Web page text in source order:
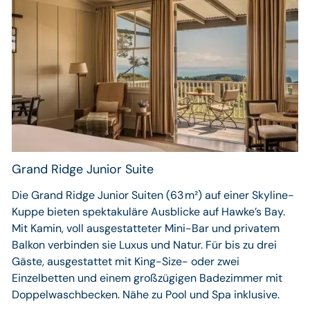
Grand Ridge Junior Suite
Die Grand Ridge Junior Suiten (63 m²) auf einer Skyline-
Kuppe bieten spektakuläre Ausblicke auf Hawke’s Bay.
Mit Kamin, voll ausgestatteter Mini-Bar und privatem
Balkon verbinden sie Luxus und Natur. Für bis zu drei
Gäste, ausgestattet mit King-Size- oder zwei
Einzelbetten und einem großzügigen Badezimmer mit
Doppelwaschbecken. Nähe zu Pool und Spa inklusive.